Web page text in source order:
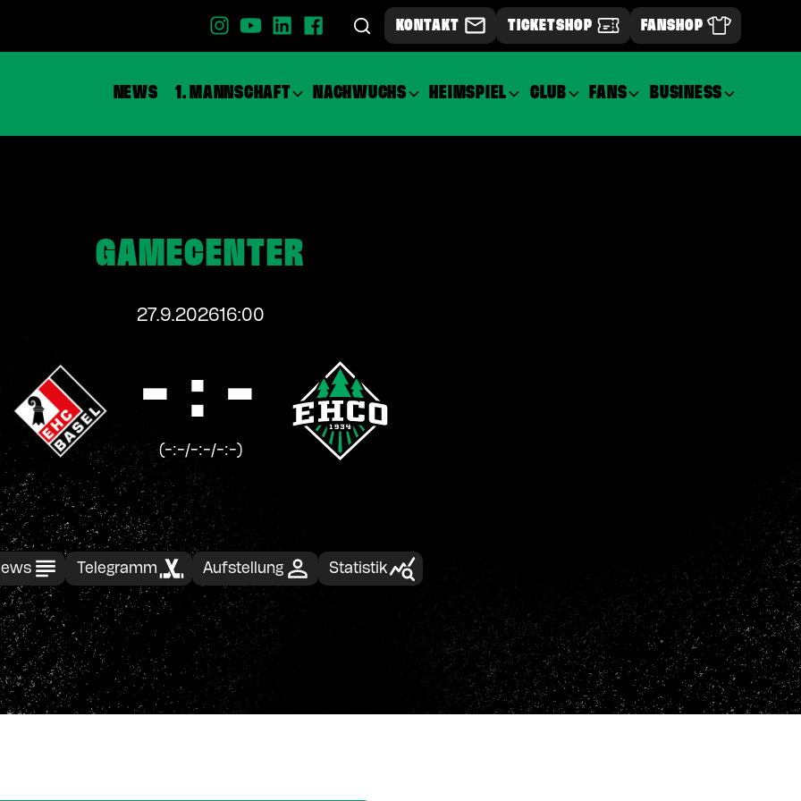
KONTAKT TICKETSHOP FANSHOP
NEWS 1. MANNSCHAFT NACHWUCHS HEIMSPIEL CLUB FANS BUSINESS
GAMECENTER
27.9.202616:00
- : -
(-:-/-:-/-:-)
Telegramm Aufstellung Statistik